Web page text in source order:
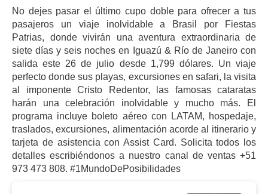
No dejes pasar el último cupo doble para ofrecer a tus
pasajeros un viaje inolvidable a Brasil por Fiestas
Patrias, donde vivirán una aventura extraordinaria de
siete días y seis noches en Iguazú & Río de Janeiro con
salida este 26 de julio desde 1,799 dólares. Un viaje
perfecto donde sus playas, excursiones en safari, la visita
al imponente Cristo Redentor, las famosas cataratas
harán una celebración inolvidable y mucho más. El
programa incluye boleto aéreo con LATAM, hospedaje,
traslados, excursiones, alimentación acorde al itinerario y
tarjeta de asistencia con Assist Card. Solicita todos los
detalles escribiéndonos a nuestro canal de ventas +51
973 473 808. #1MundoDePosibilidades